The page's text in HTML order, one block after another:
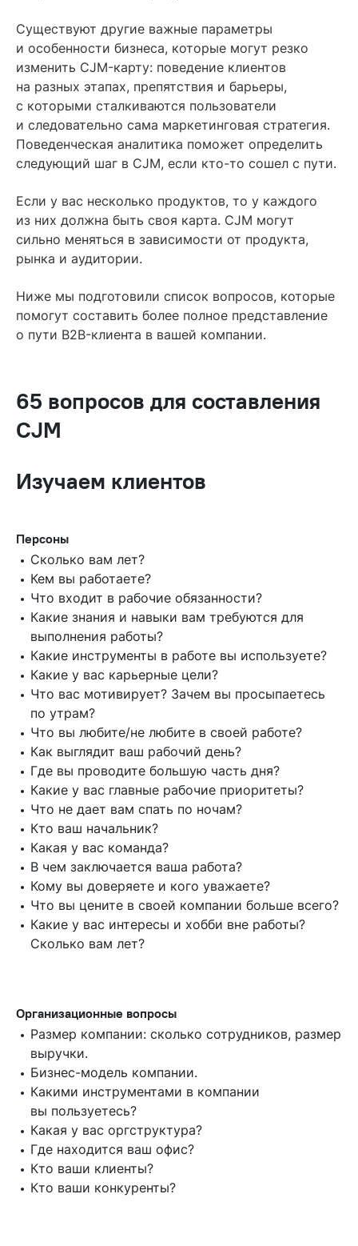
Существуют другие важные параметры
и особенности бизнеса, которые могут резко
изменить CJM-карту: поведение клиентов
на разных этапах, препятствия и барьеры,
с которыми сталкиваются пользователи
и следовательно сама маркетинговая стратегия.
Поведенческая аналитика поможет определить
следующий шаг в CJM, если кто-то сошел с пути.
Если у вас несколько продуктов, то у каждого
из них должна быть своя карта. CJM могут
сильно меняться в зависимости от продукта,
рынка и аудитории.
Ниже мы подготовили список вопросов, которые
помогут составить более полное представление
о пути B2B-клиента в вашей компании.
65 вопросов для составления
CJM
Изучаем клиентов
Персоны
Сколько вам лет?
Кем вы работаете?
Что входит в рабочие обязанности?
Какие знания и навыки вам требуются для
выполнения работы?
Какие инструменты в работе вы используете?
Какие у вас карьерные цели?
Что вас мотивирует? Зачем вы просыпаетесь
по утрам?
Что вы любите/не любите в своей работе?
Как выглядит ваш рабочий день?
Где вы проводите большую часть дня?
Какие у вас главные рабочие приоритеты?
Что не дает вам спать по ночам?
Кто ваш начальник?
Какая у вас команда?
В чем заключается ваша работа?
Кому вы доверяете и кого уважаете?
Что вы цените в своей компании больше всего?
Какие у вас интересы и хобби вне работы?
Сколько вам лет?
Организационные вопросы
Размер компании: сколько сотрудников, размер
выручки.
Бизнес-модель компании.
Какими инструментами в компании
вы пользуетесь?
Какая у вас оргструктура?
Где находится ваш офис?
Кто ваши клиенты?
Кто ваши конкуренты?